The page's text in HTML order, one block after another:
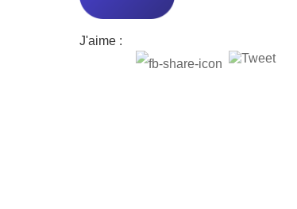
J'aime :